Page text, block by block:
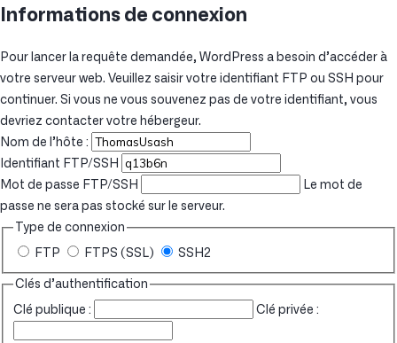
Informations de connexion
Pour lancer la requête demandée, WordPress a besoin d’accéder à
votre serveur web. Veuillez saisir votre identifiant FTP ou SSH pour
continuer. Si vous ne vous souvenez pas de votre identifiant, vous
devriez contacter votre hébergeur.
Nom de l’hôte :
Identifiant FTP/SSH
Mot de passe FTP/SSH
Le mot de
passe ne sera pas stocké sur le serveur.
Type de connexion
FTP FTPS (SSL) SSH2
Clés d’authentification
Clé publique : Clé privée :